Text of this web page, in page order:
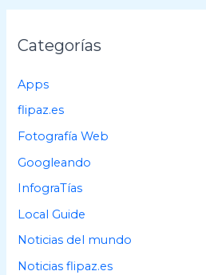
c
r
p
Categorías
Apps
flipaz.es
Fotografía Web
Googleando
InfograTías
Local Guide
Noticias del mundo
Noticias flipaz.es